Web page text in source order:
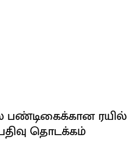
பண்டிகைக்கான ரயில்
தொடக்கம்